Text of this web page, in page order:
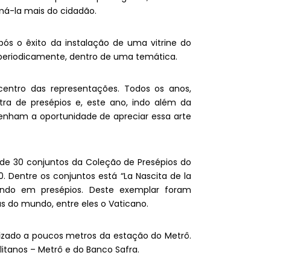
la mais do cidadão.
o êxito da instalação de uma vitrine do
dentro de uma temática.
das representações. Todos os anos,
de presépios e, este ano, indo além da
a oportunidade de apreciar essa arte
30 conjuntos da Coleção de Presépios do
Dentre os conjuntos está “La Nascita de la
em presépios. Deste exemplar foram
do mundo, entre eles o Vaticano.
a poucos metros da estação do Metrô.
– Metrô e do Banco Safra.